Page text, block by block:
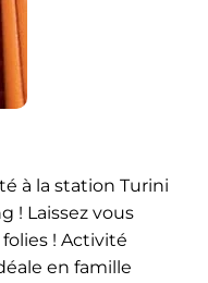
à la station Turini
! Laissez vous
! Activité
en famille